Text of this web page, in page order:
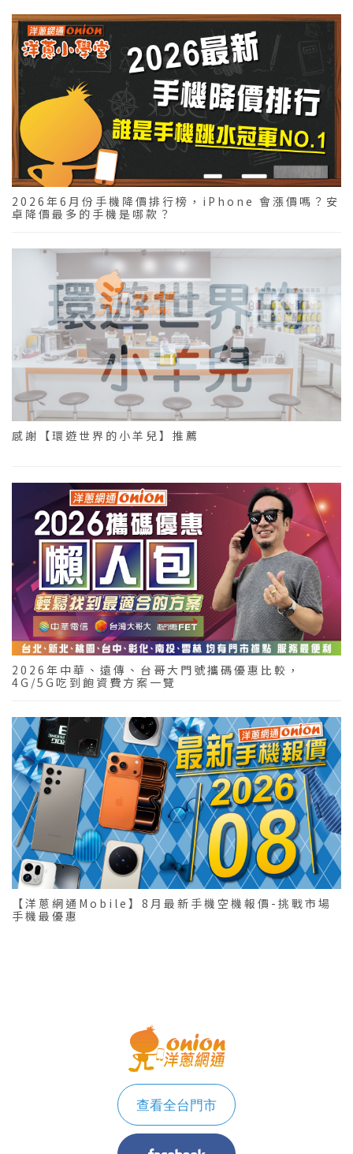
2026年6月份手機降價排行榜，iPhone 會漲價嗎？安
卓降價最多的手機是哪款？
感謝【環遊世界的小羊兒】推薦
2026年中華、遠傳、台哥大門號攜碼優惠比較，
4G/5G吃到飽資費方案一覽
【洋蔥網通Mobile】8月最新手機空機報價-挑戰市場
手機最優惠
查看全台門市